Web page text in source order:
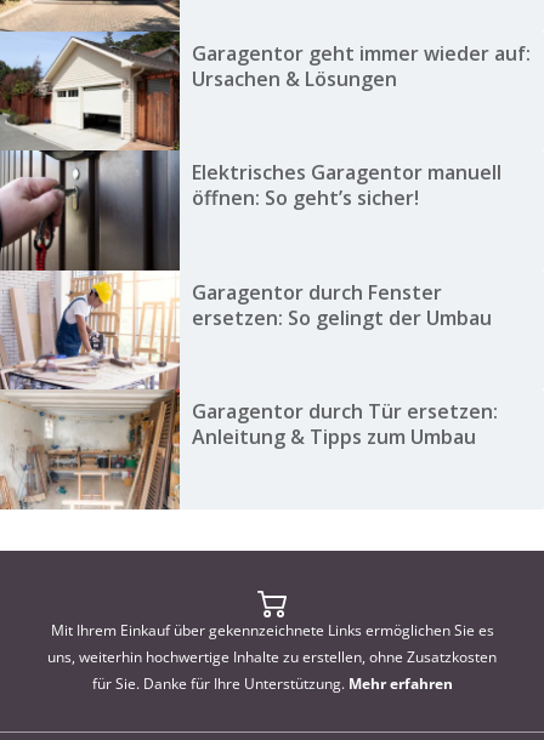
Garagentor geht immer wieder auf:
Ursachen & Lösungen
Elektrisches Garagentor manuell
öffnen: So geht’s sicher!
Garagentor durch Fenster
ersetzen: So gelingt der Umbau
Garagentor durch Tür ersetzen:
Anleitung & Tipps zum Umbau
Mit Ihrem Einkauf über gekennzeichnete Links ermöglichen Sie es
uns, weiterhin hochwertige Inhalte zu erstellen, ohne Zusatzkosten
für Sie. Danke für Ihre Unterstützung. Mehr erfahren